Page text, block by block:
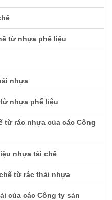
từ nhựa phế liệu
nhựa
nhựa phế liệu
từ rác nhựa của các Công
nhựa tái chế
từ rác thải nhựa
của các Công ty sản